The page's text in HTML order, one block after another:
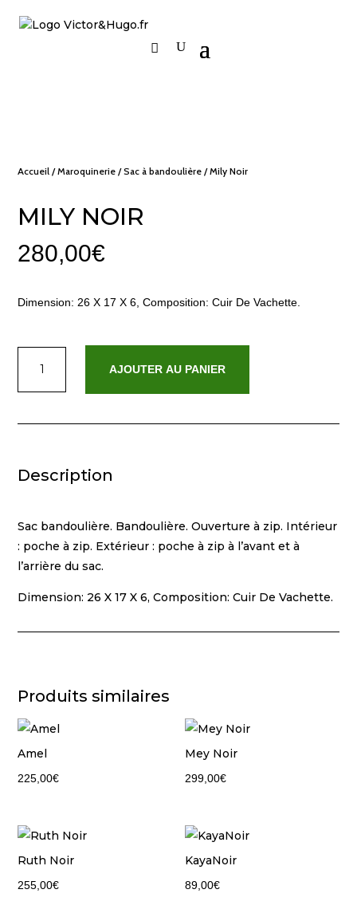
Accueil /Maroquinerie /Sac à bandoulière / Mily Noir
MILY NOIR
280,00€
Dimension: 26 X 17 X 6, Composition: Cuir De Vachette.
Mily
AJOUTER AU PANIER
Description
Sac bandoulière. Bandoulière. Ouverture à zip. Intérieur
: poche à zip. Extérieur : poche à zip à l’avant et à
l’arrière du sac.
Dimension: 26 X 17 X 6, Composition: Cuir De Vachette.
Produits similaires
Amel
225,00€
Mey Noir
299,00€
Ruth Noir
255,00€
KayaNoir
89,00€